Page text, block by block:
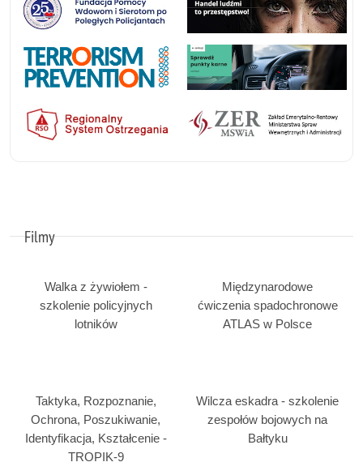
Filmy
Walka z żywiołem -
szkolenie policyjnych
lotników
Międzynarodowe
ćwiczenia spadochronowe
ATLAS w Polsce
Taktyka, Rozpoznanie,
Ochrona, Poszukiwanie,
Identyfikacja, Kształcenie -
TROPIK-9
Wilcza eskadra - szkolenie
zespołów bojowych na
Bałtyku